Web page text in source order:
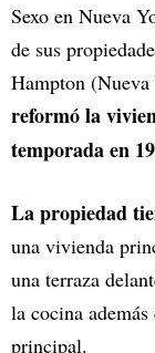
Sexo en Nueva
de sus
Hampton
reformó la
temporada en
La propiedad
una vivienda
una terraza
la cocina
principal.